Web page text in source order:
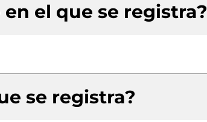
el que se registra?
se registra?